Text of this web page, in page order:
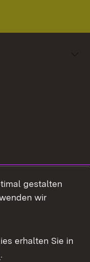
gestalten
wir
erhalten Sie in
.